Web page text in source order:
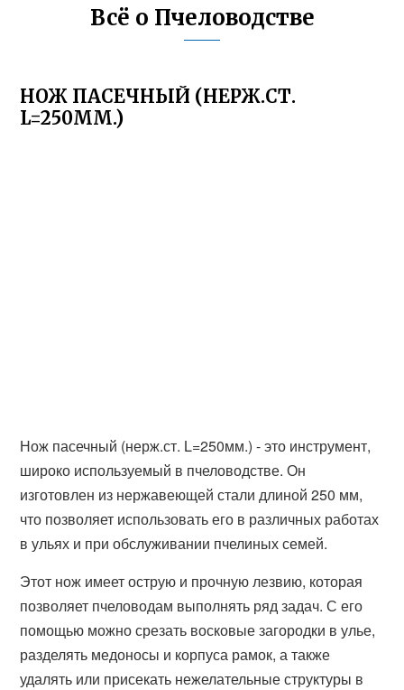
Всё о Пчеловодстве
НОЖ ПАСЕЧНЫЙ (НЕРЖ.СТ.
L=250ММ.)
Нож пасечный (нерж.ст. L=250мм.) - это инструмент,
широко используемый в пчеловодстве. Он
изготовлен из нержавеющей стали длиной 250 мм,
что позволяет использовать его в различных работах
в ульях и при обслуживании пчелиных семей.
Этот нож имеет острую и прочную лезвию, которая
позволяет пчеловодам выполнять ряд задач. С его
помощью можно срезать восковые загородки в улье,
разделять медоносы и корпуса рамок, а также
удалять или присекать нежелательные структуры в